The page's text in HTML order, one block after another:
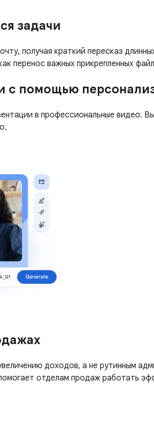
задачи
получая краткий пересказ
перенос важных прикрепленных
с помощью
в профессиональные видео.
доходов, а не рутинным
отделам продаж работать